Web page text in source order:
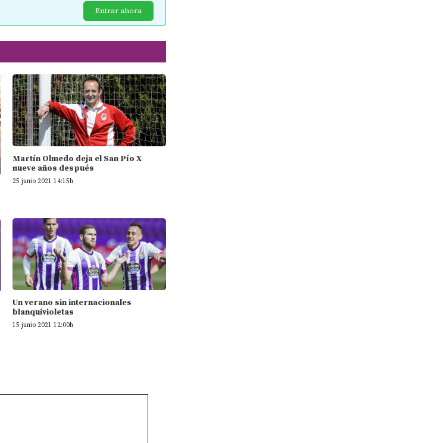
Entrar ahora
Martín Olmedo deja el San Pío X
nueve años después
25 junio 2021 14:15h
Un verano sin internacionales
blanquivioletas
15 junio 2021 12:00h